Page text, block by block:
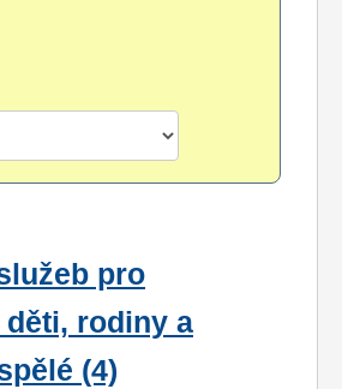
pro
děti, rodiny a
(4)